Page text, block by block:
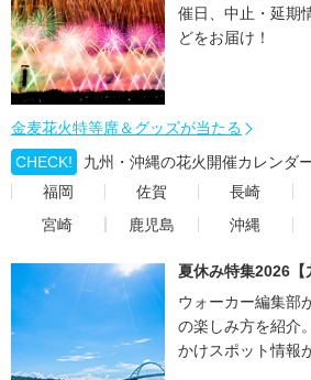
催日、中止・延期
どをお届け！
金麦花火特等席＆グッズが当たる
CHECK!
九州・沖縄の花火開催カレンダ
福岡
佐賀 長崎
宮崎
鹿児島 沖縄
夏休み特集2026【
ウォーカー編集部
の楽しみ方を紹介
かけスポット情報